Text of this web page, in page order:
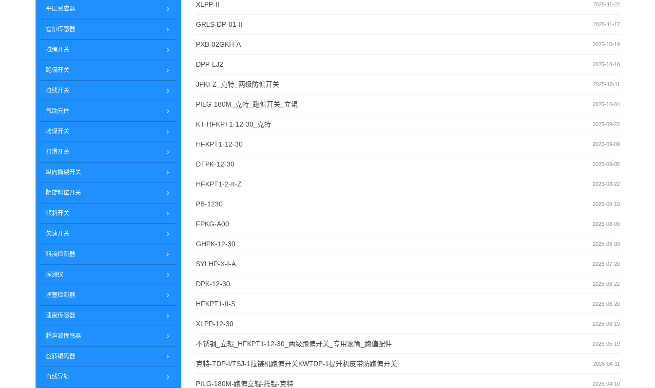
2025-11-22
XLPP-II
2025-11-17
GRLS-DP-01-II
2025-10-19
PXB-02GKH-A
2025-10-18
DPP-LJ2
2025-10-11
JPKI-Z_克特_两级防偏开关
2025-10-04
PILG-180M_克特_跑偏开关_立辊
2025-09-22
KT-HFKPT1-12-30_克特
2025-09-09
HFKPT1-12-30
2025-09-05
DTPK-12-30
2025-08-22
HFKPT1-2-II-Z
2025-08-10
PB-1230
2025-08-09
FPKG-A00
2025-08-09
GHPK-12-30
2025-07-20
SYLHP-X-I-A
2025-06-22
DPK-12-30
2025-06-20
HFKPT1-II-S
2025-06-19
XLPP-12-30
2025-05-19
不锈钢_立辊_HFKPT1-12-30_两级跑偏开关_专用滚筒_跑偏配件
2025-04-11
克特-TDP-I/TSJ-1拉链机跑偏开关KWTDP-1提升机皮带防跑偏开关
2025-04-10
PILG-180M-跑偏立辊-托锟-克特
平层感应器
霍尔传感器
拉绳开关
跑偏开关
拉线开关
气动元件
堵煤开关
打滑开关
纵向撕裂开关
阻旋料位开关
倾斜开关
欠速开关
料流检测器
探测仪
堵塞检测器
速度传感器
超声波传感器
旋转编码器
直线导轨